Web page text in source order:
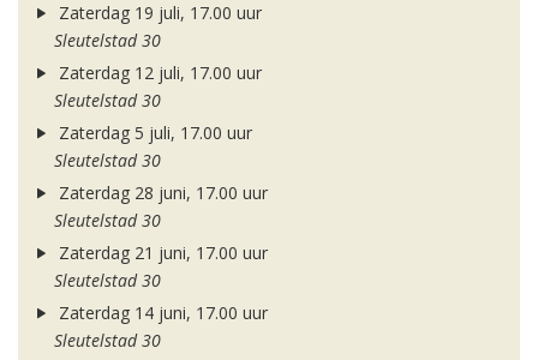
Zaterdag 19 juli, 17.00 uur
Sleutelstad 30
Zaterdag 12 juli, 17.00 uur
Sleutelstad 30
Zaterdag 5 juli, 17.00 uur
Sleutelstad 30
Zaterdag 28 juni, 17.00 uur
Sleutelstad 30
Zaterdag 21 juni, 17.00 uur
Sleutelstad 30
Zaterdag 14 juni, 17.00 uur
Sleutelstad 30